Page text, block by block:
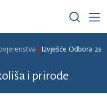
Izvješće Odbora za
i prirode